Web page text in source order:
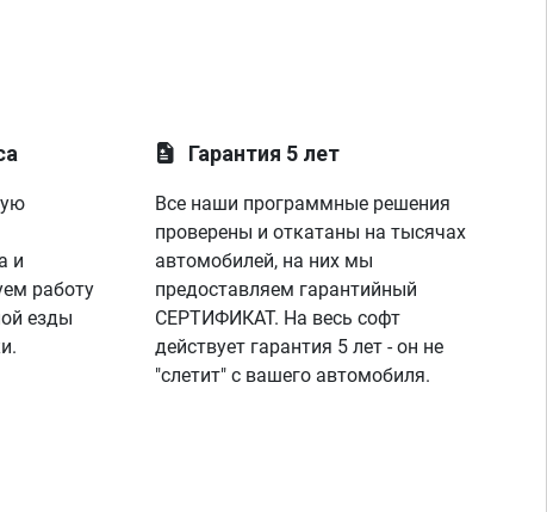
и
работу
езды
Гарантия 5 лет
Все наши программные решения
проверены и откатаны на тысячах
автомобилей, на них мы
предоставляем гарантийный
СЕРТИФИКАТ. На весь софт
действует гарантия 5 лет - он не
"слетит" с вашего автомобиля.